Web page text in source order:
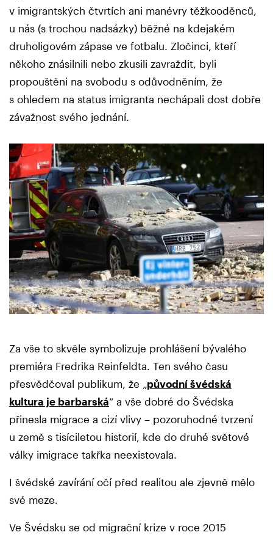
v imigrantských čtvrtích ani manévry těžkooděnců,
u nás (s trochou nadsázky) běžné na kdejakém
druholigovém zápase ve fotbalu. Zločinci, kteří
někoho znásilnili nebo zkusili zavraždit, byli
propouštěni na svobodu s odůvodněním, že
s ohledem na status imigranta nechápali dost dobře
závažnost svého jednání.
Za vše to skvěle symbolizuje prohlášení bývalého
premiéra Fredrika Reinfeldta. Ten svého času
přesvědčoval publikum, že „ původní švédská
kultura je barbarská“ a vše dobré do Švédska
přinesla migrace a cizí vlivy – pozoruhodné tvrzení
u země s tisíciletou historií, kde do druhé světové
války imigrace takřka neexistovala.
I švédské zavírání očí před realitou ale zjevně mělo
své meze.
Ve Švédsku se od migrační krize v roce 2015